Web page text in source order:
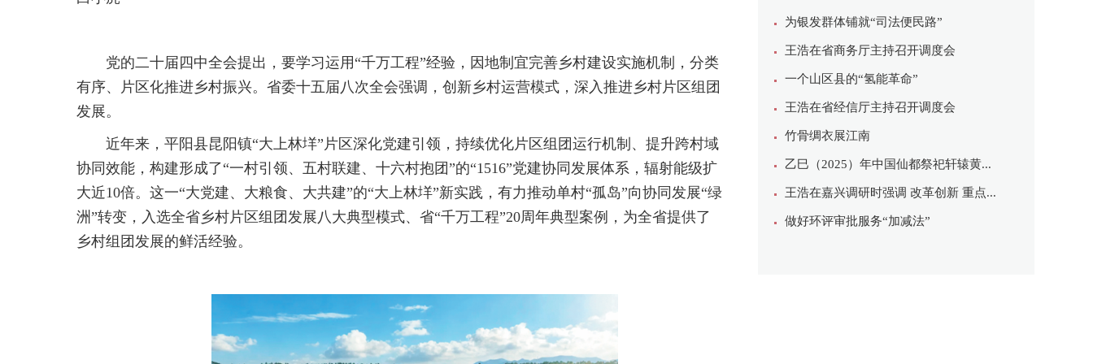
党的二十届四中全会提出，要学习运用“千万工程”经验，因地制宜完善乡村建设实施机制，分类
有序、片区化推进乡村振兴。省委十五届八次全会强调，创新乡村运营模式，深入推进乡村片区组团
发展。
近年来，平阳县昆阳镇“大上林垟”片区深化党建引领，持续优化片区组团运行机制、提升跨村域
协同效能，构建形成了“一村引领、五村联建、十六村抱团”的“1516”党建协同发展体系，辐射能级扩
大近10倍。这一“大党建、大粮食、大共建”的“大上林垟”新实践，有力推动单村“孤岛”向协同发展“绿
洲”转变，入选全省乡村片区组团发展八大典型模式、省“千万工程”20周年典型案例，为全省提供了
乡村组团发展的鲜活经验。